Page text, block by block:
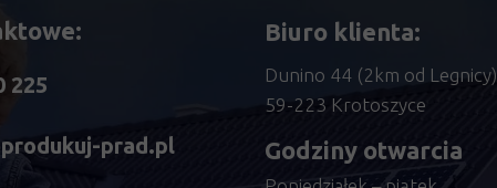
prad.pl
225
Godziny otwarcia
Biuro klienta:
Dunino 44 (2km od Legnicy)
59-223 Krotoszyce